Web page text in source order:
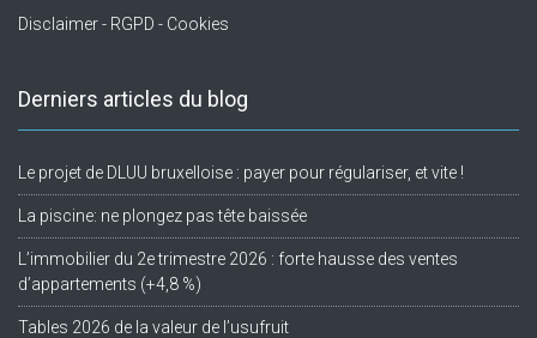
Disclaimer - RGPD - Cookies
Derniers articles du blog
Le projet de DLUU bruxelloise : payer pour régulariser, et vite !
La piscine: ne plongez pas tête baissée
L’immobilier du 2e trimestre 2026 : forte hausse des ventes
d’appartements (+4,8 %)
Tables 2026 de la valeur de l’usufruit